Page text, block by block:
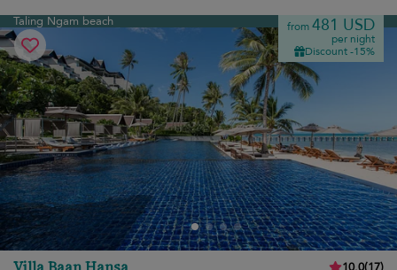
Taling Ngam beach from481 USD
per night
Discount -15%